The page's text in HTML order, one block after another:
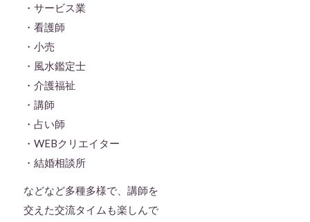
・サービス業
・看護師
・小売
・風水鑑定士
・介護福祉
・講師
・占い師
・WEBクリエイター
・結婚相談所
などなど多種多様で、講師を
交えた交流タイムも楽しんで